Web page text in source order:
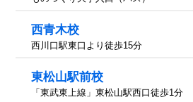
西青木校
西川口駅東口より徒歩15分
東松山駅前校
「東武東上線」東松山駅西口徒歩1分